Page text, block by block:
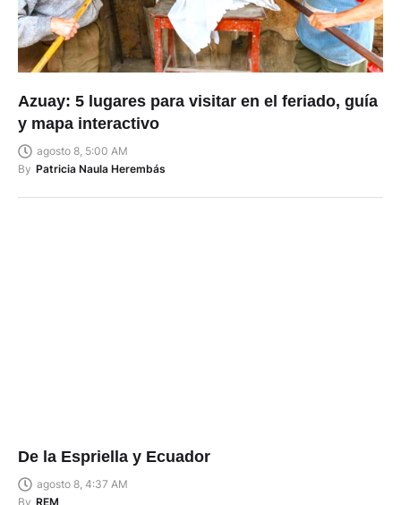
Azuay: 5 lugares para visitar en el feriado, guía
y mapa interactivo
agosto 8, 5:00 AM
By Patricia Naula Herembás
De la Espriella y Ecuador
agosto 8, 4:37 AM
By REM